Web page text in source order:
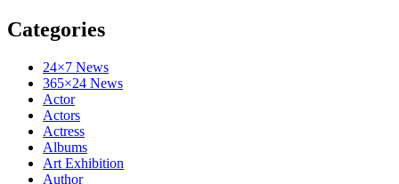
Categories
24×7 News
365×24 News
Actor
Actors
Actress
Albums
Art Exhibition
Author